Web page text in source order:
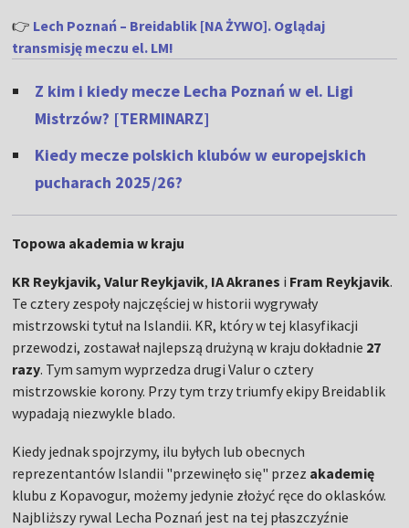
👉 Lech Poznań – Breidablik [NA ŻYWO]. Oglądaj
transmisję meczu el. LM!
Z kim i kiedy mecze Lecha Poznań w el. Ligi
Mistrzów? [TERMINARZ]
Kiedy mecze polskich klubów w europejskich
pucharach 2025/26?
Topowa akademia w kraju
KR Reykjavik, Valur Reykjavik, IA Akranes i Fram Reykjavik.
Te cztery zespoły najczęściej w historii wygrywały
mistrzowski tytuł na Islandii. KR, który w tej klasyfikacji
przewodzi, zostawał najlepszą drużyną w kraju dokładnie 27
razy. Tym samym wyprzedza drugi Valur o cztery
mistrzowskie korony. Przy tym trzy triumfy ekipy Breidablik
wypadają niezwykle blado.
Kiedy jednak spojrzymy, ilu byłych lub obecnych
reprezentantów Islandii "przewinęło się" przez akademię
klubu z Kopavogur, możemy jedynie złożyć ręce do oklasków.
Najbliższy rywal Lecha Poznań jest na tej płaszczyźnie